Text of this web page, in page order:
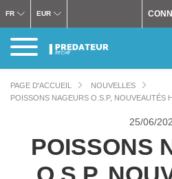
FR EUR
PAGE D'ACCUEIL
NOUVELLES
POISSONS NAGEURS O.S.P, NOUVEAUTÉS
25/06/
POISSONS